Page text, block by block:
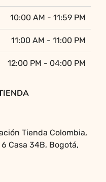
10:00 AM - 11:59 PM
11:00 AM - 11:00 PM
12:00 PM - 04:00 PM
Tienda Colombia,
Casa 34B, Bogotá,